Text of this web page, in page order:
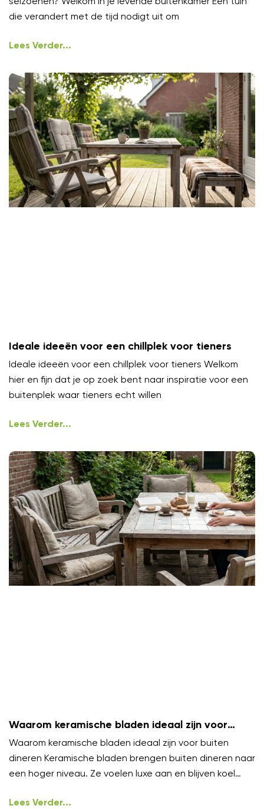
die verandert met de tijd nodigt uit om
Lees Verder...
Ideale ideeën voor een chillplek voor tieners
Ideale ideeën voor een chillplek voor tieners Welkom
hier en fijn dat je op zoek bent naar inspiratie voor een
buitenplek waar tieners echt willen
Lees Verder...
Waarom keramische bladen ideaal zijn voor
buiten dineren
Waarom keramische bladen ideaal zijn voor buiten
dineren Keramische bladen brengen buiten dineren naar
een hoger niveau. Ze voelen luxe aan en blijven koel
Lees Verder...